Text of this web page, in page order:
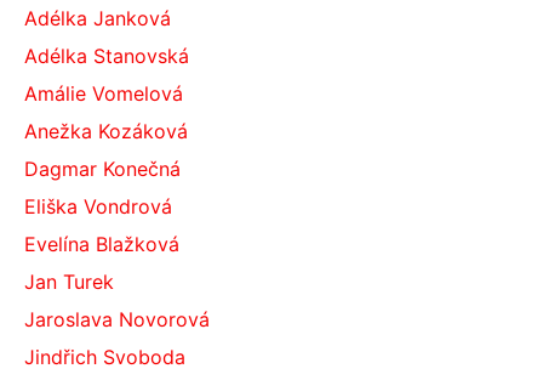
Adélka Janková
Adélka Stanovská
Amálie Vomelová
Anežka Kozáková
Dagmar Konečná
Eliška Vondrová
Evelína Blažková
Jan Turek
Jaroslava Novorová
Jindřich Svoboda